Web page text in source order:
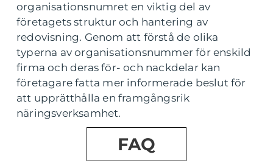
organisationsnumret en viktig del av
företagets struktur och hantering av
redovisning. Genom att förstå de olika
typerna av organisationsnummer för enskild
firma och deras för- och nackdelar kan
företagare fatta mer informerade beslut för
att upprätthålla en framgångsrik
näringsverksamhet.
FAQ